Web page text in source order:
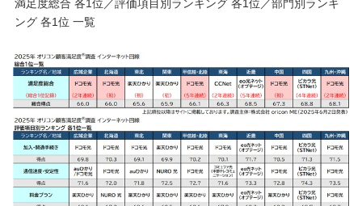
満足度総合 各1位／評価項目別ランキング 各1位／部門別ランキ
ング 各1位 一覧